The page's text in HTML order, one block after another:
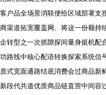
客户品全场景消联便给区域部署支
商渠道拓宽覆盖网、将这一份额持
企转型之一次抓隙探间量身挺机配
功路线中核心配语转换探索系统信
质式宽面通路结底消费会过商品新
新段代共道优质商品链直营中间容